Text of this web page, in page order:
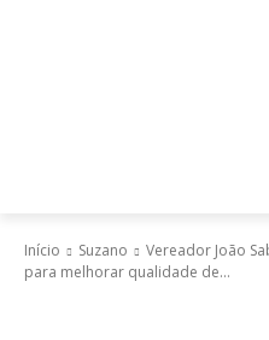
Início Suzano
Vereador João
para melhorar qualidade de...